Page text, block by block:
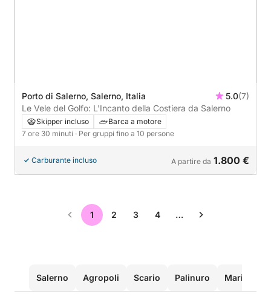
Porto di Salerno, Salerno, Italia 5.0(7)
Le Vele del Golfo: L'Incanto della Costiera da Salerno
Skipper incluso
Barca a motore
7 ore 30 minuti · Per gruppi fino a 10 persone
Carburante incluso A partire da 1.800 €
1 2 3 4 …
Salerno Agropoli Scario Palinuro Marina di